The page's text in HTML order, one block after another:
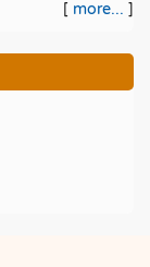
[ more... ]